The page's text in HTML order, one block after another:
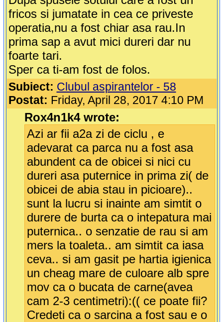
fricos si jumatate in cea ce priveste
operatia,nu a fost chiar asa rau.In
prima sap a avut mici dureri dar nu
foarte tari.
Sper ca ti-am fost de folos.
Subiect: Clubul aspirantelor - 58
Postat: Friday, April 28, 2017 4:10 PM
Rox4n1k4 wrote:
Azi ar fii a2a zi de ciclu , e
adevarat ca parca nu a fost asa
abundent ca de obicei si nici cu
dureri asa puternice in prima zi( de
obicei de abia stau in picioare)..
sunt la lucru si inainte am simtit o
durere de burta ca o intepatura mai
puternica.. o senzatie de rau si am
mers la toaleta.. am simtit ca iasa
ceva.. si am gasit pe hartia igienica
un cheag mare de culoare alb spre
mov ca o bucata de carne(avea
cam 2-3 centimetri):(( ce poate fii?
Credeti ca o sarcina a fost sau e o